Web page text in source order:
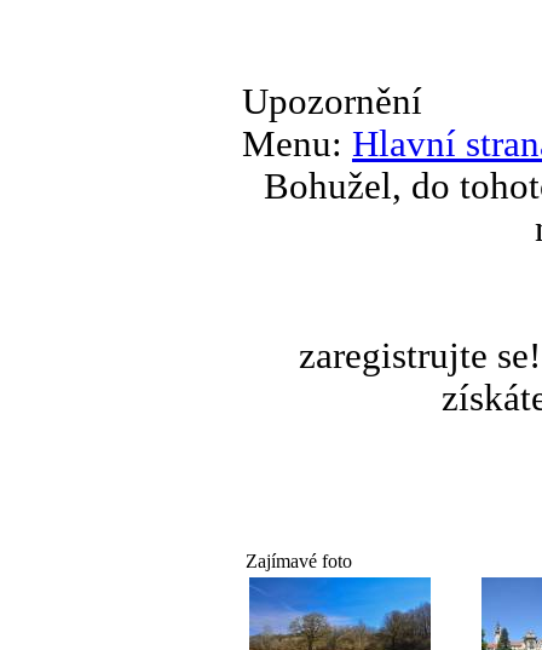
Upozornění
Menu: Hlavní
Bohužel, do
zaregistrujte
Zajímavé foto